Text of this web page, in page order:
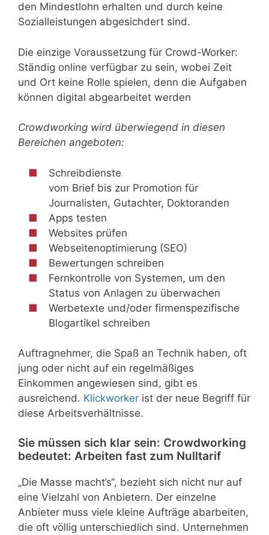
den Mindestlohn erhalten und durch keine
Sozialleistungen abgesichdert sind.
Die einzige Voraussetzung für Crowd-Worker:
Ständig online verfügbar zu sein, wobei Zeit
und Ort keine Rolle spielen, denn die Aufgaben
können digital abgearbeitet werden
Crowdworking wird überwiegend in diesen
Bereichen angeboten:
Schreibdienste
vom Brief bis zur Promotion für
Journalisten, Gutachter, Doktoranden
Apps testen
Websites prüfen
Webseitenoptimierung (SEO)
Bewertungen schreiben
Fernkontrolle von Systemen, um den
Status von Anlagen zu überwachen
Werbetexte und/oder firmenspezifische
Blogartikel schreiben
Auftragnehmer, die Spaß an Technik haben, oft
jung oder nicht auf ein regelmäßiges
Einkommen angewiesen sind, gibt es
ausreichend. Klickworker ist der neue Begriff für
diese Arbeitsverhältnisse.
Sie müssen sich klar sein: Crowdworking
bedeutet: Arbeiten fast zum Nulltarif
„Die Masse macht’s“, bezieht sich nicht nur auf
eine Vielzahl von Anbietern. Der einzelne
Anbieter muss viele kleine Aufträge abarbeiten,
die oft völlig unterschiedlich sind. Unternehmen